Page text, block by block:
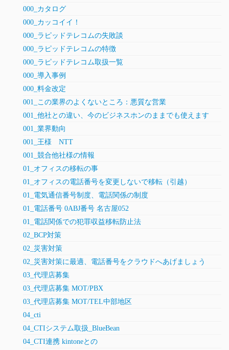
000_カタログ
000_カッコイイ！
000_ラピッドテレコムの失敗談
000_ラピッドテレコムの特徴
000_ラピッドテレコム取扱一覧
000_導入事例
000_料金改定
001_この業界のよくないところ：悪質な営業
001_他社との違い、今のビジネスホンのままでも使えます
001_業界動向
001_王様 NTT
001_競合他社様の情報
01_オフィスの移転の事
01_オフィスの電話番号を変更しないで移転（引越）
01_電気通信番号制度、電話関係の制度
01_電話番号 0ABJ番号 名古屋052
01_電話関係での犯罪収益移転防止法
02_BCP対策
02_災害対策
02_災害対策に最適、電話番号をクラウドへあげましょう
03_代理店募集
03_代理店募集 MOT/PBX
03_代理店募集 MOT/TEL中部地区
04_cti
04_CTIシステム取扱_BlueBean
04_CTI連携 kintoneとの